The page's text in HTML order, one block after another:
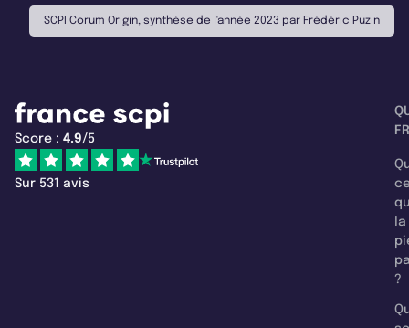
SCPI Corum Origin, synthèse de l'année 2023 par Frédéric Puzin
Score : 4.9/5
Sur 531 avis
la
?